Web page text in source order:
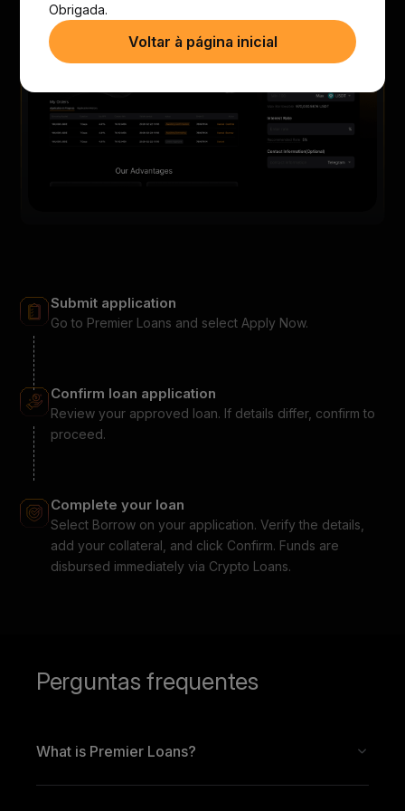
Obrigada.
Voltar à página inicial
Submit application
Go to Premier Loans and select Apply Now.
Confirm loan application
Review your approved loan. If details differ, confirm to
proceed.
Complete your loan
Select Borrow on your application. Verify the details,
add your collateral, and click Confirm. Funds are
disbursed immediately via Crypto Loans.
Perguntas frequentes
What is Premier Loans?